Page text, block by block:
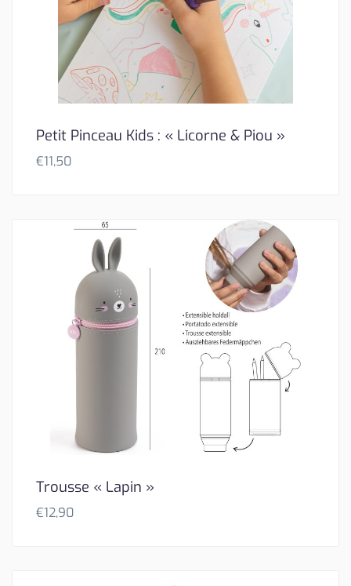
Petit Pinceau Kids : « Licorne & Piou »
€11,50
Trousse « Lapin »
€12,90